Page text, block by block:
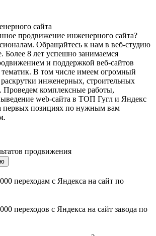
сайта
продвижение инженерного сайта?
Обращайтесь к нам в веб-студию
8 лет успешно занимаемся
и поддержкой веб-сайтов
В том числе имеем огромный
инженерных, строительных
Проведем комплексные работы,
web-сайта в ТОП Гугл и Яндекс
первых позициях по нужным вам
продвижения
переходам с Яндекса на сайт по
переходов с Яндекса на сайт завода по